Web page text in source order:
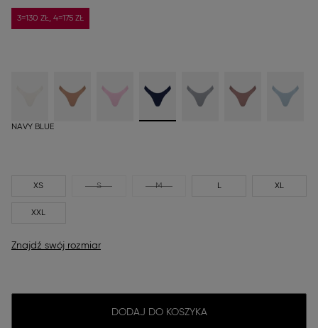
3=130 ZŁ, 4=175 ZŁ
NAVY BLUE
XS S M L XL
XXL
Znajdź swój rozmiar
DODAJ DO KOSZYKA